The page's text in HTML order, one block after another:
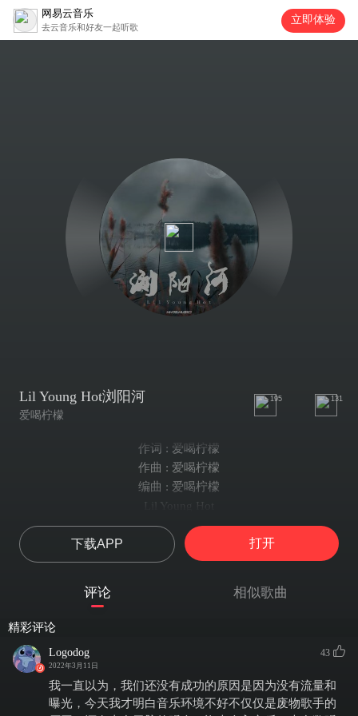
网易云音乐
去云音乐和好友一起听歌
立即体验
Lil Young Hot浏阳河
爱喝柠檬
195 131
作词 : 爱喝柠檬
作曲 : 爱喝柠檬
编曲 : 爱喝柠檬
Lil Young Hot
Issuing Company(发行):沐榕坊录音棚
Music Planning(统筹):BowBow
Composers(作曲):MnO2 MUSIC(LILCHECK， 艾克斯欧瑞，
Lyricists(作词):MnO2 MUSIC(LILCHECK， 艾克斯欧瑞，RRealning
Vocals(演唱):MnO2 MUSIC(LILCHECK， 艾克斯欧瑞，RRealning )
Mastering Engineer:(母带工程师) 百事糖
Recording Engineer:(录音工程师) BowBow
下载APP 打开
评论 相似歌曲
精彩评论
Logodog
2022年3月11日
43
我一直以为，我们还没有成功的原因是因为没有流量和
曝光，今天我才明白音乐环境不好不仅仅是废物歌手的